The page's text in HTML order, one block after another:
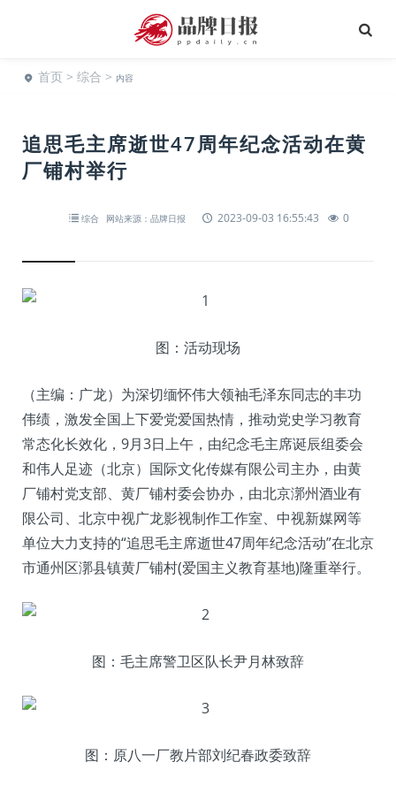
首页 > 综合 > 内容
追思毛主席逝世47周年纪念活动在黄
厂铺村举行
综合 网站来源：品牌日报 2023-09-03 16:55:43 0
图：活动现场
（主编：广龙）为深切缅怀伟大领袖毛泽东同志的丰功
伟绩，激发全国上下爱党爱国热情，推动党史学习教育
常态化长效化，9月3日上午，由纪念毛主席诞辰组委会
和伟人足迹（北京）国际文化传媒有限公司主办，由黄
厂铺村党支部、黄厂铺村委会协办，由北京漷州酒业有
限公司、北京中视广龙影视制作工作室、中视新媒网等
单位大力支持的“追思毛主席逝世47周年纪念活动”在北京
市通州区漷县镇黄厂铺村(爱国主义教育基地)隆重举行。
图：毛主席警卫区队长尹月林致辞
图：原八一厂教片部刘纪春政委致辞